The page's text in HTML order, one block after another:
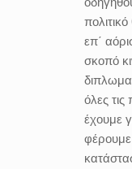
επ΄
σκοπό
όλες τις
έχουμε